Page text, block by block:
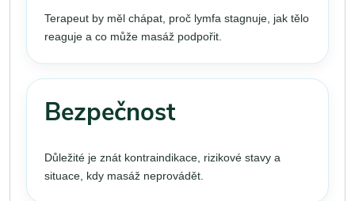
Terapeut by měl chápat, proč lymfa stagnuje, jak tělo
reaguje a co může masáž podpořit.
Bezpečnost
Důležité je znát kontraindikace, rizikové stavy a
situace, kdy masáž neprovádět.